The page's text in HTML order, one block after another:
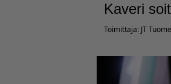
Kaveri
Toimittaja: JT